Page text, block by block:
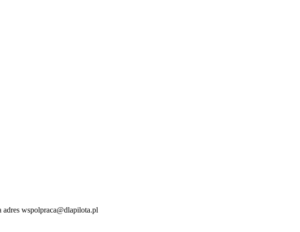
adres wspolpraca@dlapilota.pl